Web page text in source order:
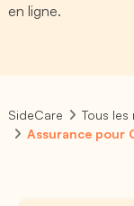
en ligne.
SideCare
Tous les
Assurance pour